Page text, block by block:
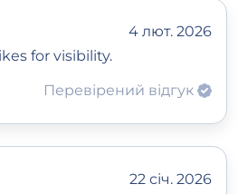
4 лют. 2026
for visibility.
Перевірений відгук
22 січ. 2026